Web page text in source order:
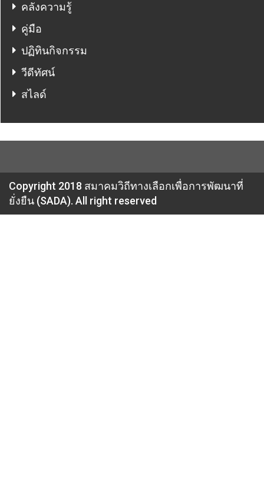
คลังความรู้
คู่มือ
ปฏิทินกิจกรรม
วีดีทัศน์
สไลด์
Copyright 2018 สมาคมวิถีทางเลือกเพื่อการพัฒนาที่
ยั่งยืน (SADA). All right reserved